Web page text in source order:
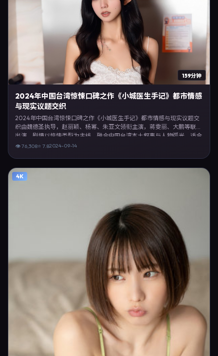
159分钟
2024年中国台湾惊悚口碑之作《小城医生手记》都市情感
与现实议题交织
2024年中国台湾惊悚口碑之作《小城医生手记》都市情感与现实议题交
织由魏德圣执导，赵丽颖、杨幂、朱亚文领衔主演，蒋雯丽、大鹏等联合
出演。剧情以惊悚类型为主线，融合中国台湾本土叙事与人物弧光，适合
检索「惊悚电影 中国台湾 魏德圣 赵丽颖」等关键词的观众。2024年9月
专题策划的引用素材。
👁76,308⭐ 7.82024-09-14
4K